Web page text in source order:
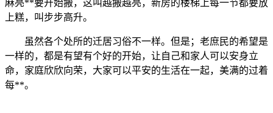
麻亮**要开始搬，这叫越搬越亮，新房的楼梯上每一节都要放
上糕，叫步步高升。
虽然各个处所的迁居习俗不一样。但是；老庶民的希望是
一样的，都是有望有个好的开始，让自己和家人可以安身立
命，家庭欣欣向荣，大家可以平安的生活在一起，美满的过着
每**。